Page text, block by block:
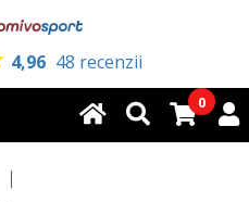
4,96 48 recenzii
0